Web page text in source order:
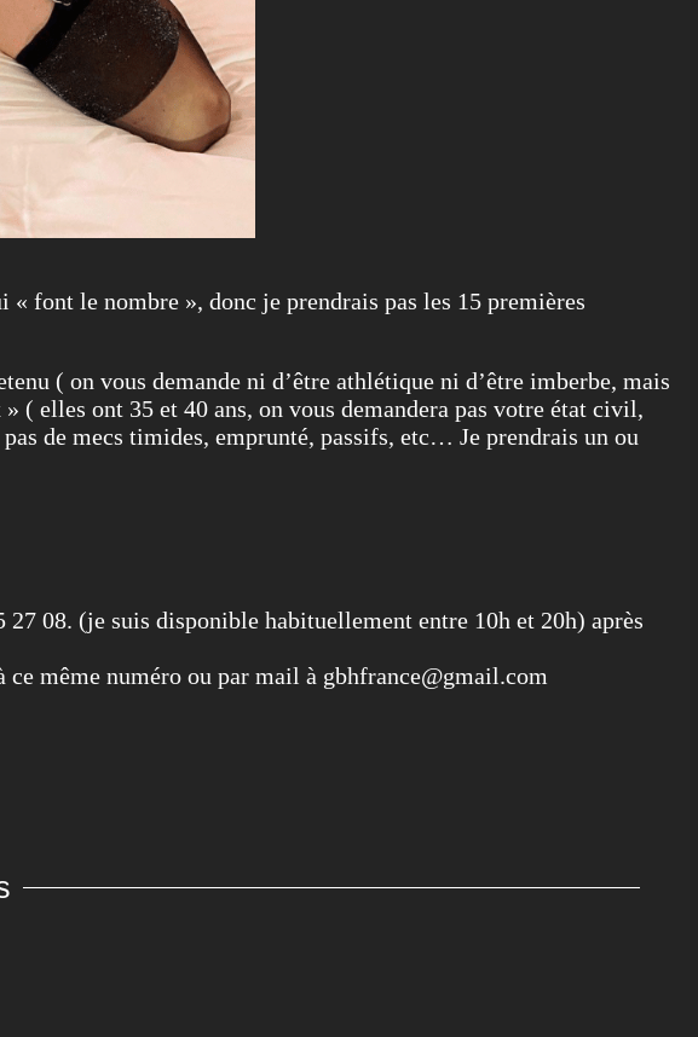
font le nombre », donc je prendrais pas les 15 premières
( on vous demande ni d’être athlétique ni d’être imberbe, mais
( elles ont 35 et 40 ans, on vous demandera pas votre état civil,
de mecs timides, emprunté, passifs, etc… Je prendrais un ou
08. (je suis disponible habituellement entre 10h et 20h) après
même numéro ou par mail à gbhfrance@gmail.com